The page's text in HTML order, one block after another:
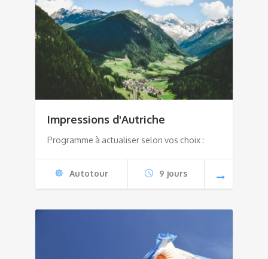
Impressions d'Autriche
Programme à actualiser selon vos choix :
Autotour 9 jours